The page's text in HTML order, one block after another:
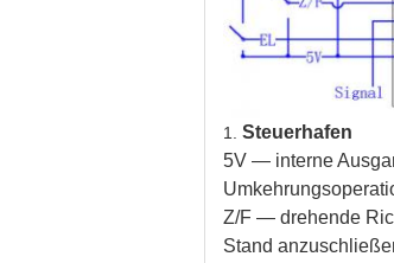
1. Steuerhafen
5V — interne
Z/F — drehende
Stand